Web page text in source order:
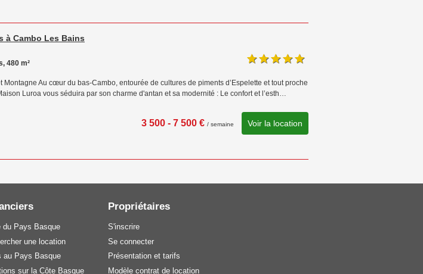
à Cambo Les Bains
480 m²
Montagne Au cœur du bas-Cambo, entourée de cultures de piments d’Espelette et tout proche
Luroa vous séduira par son charme d'antan et sa modernité : Le confort et l’esth…
3 500 - 7 500 € / semaine Voir la location
du Pays Basque
une location
au Pays Basque
sur la Côte Basque
Propriétaires
S'inscrire
Se connecter
Présentation et tarifs
Modèle contrat de location